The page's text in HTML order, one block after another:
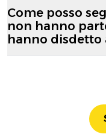
Come posso
non hanno
hanno disdetto